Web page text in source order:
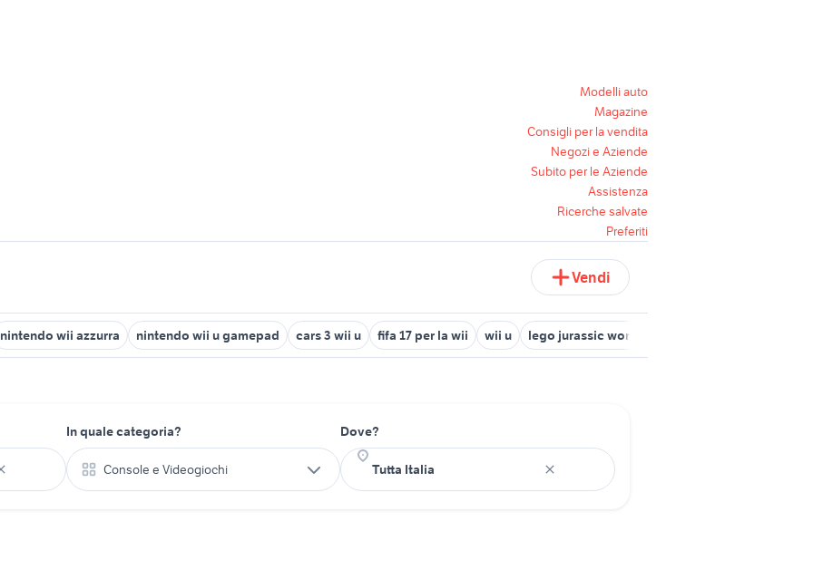
Modelli auto
Magazine
Consigli per la vendita
Negozi e Aziende
Subito per le Aziende
Assistenza
Ricerche salvate
Preferiti
Vendi
nintendo wii azzurra nintendo wii u gamepad cars 3 wii u fifa 17 per la wii wii u lego jurassic world wii u
In quale categoria?
Console e Videogiochi
Dove?